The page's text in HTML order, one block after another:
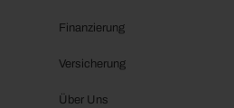
Finanzierung
Versicherung
Über Uns